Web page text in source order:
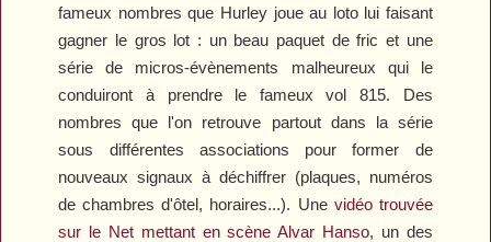
fameux nombres que Hurley joue au loto lui faisant
gagner le gros lot : un beau paquet de fric et une
série de micros-évènements malheureux qui le
conduiront à prendre le fameux vol 815. Des
nombres que l'on retrouve partout dans la série
sous différentes associations pour former de
nouveaux signaux à déchiffrer (plaques, numéros
de chambres d'ôtel, horaires...). Une vidéo trouvée
sur le Net mettant en scène Alvar Hanso, un des